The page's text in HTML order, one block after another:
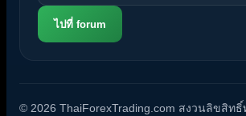
ไปที่ forum
© 2026 ThaiForexTrading.com สงวนลิขสิทธิ์